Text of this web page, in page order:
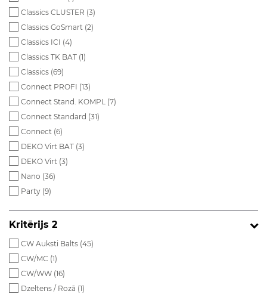
Classics CLUSTER (3)
Classics GoSmart (2)
Classics ICI (4)
Classics TK BAT (1)
Classics (69)
Connect PROFI (13)
Connect Stand. KOMPL (7)
Connect Standard (31)
Connect (6)
DEKO Virt BAT (3)
DEKO Virt (3)
Nano (36)
Party (9)
Kritērijs 2
CW Auksti Balts (45)
CW/MC (1)
CW/WW (16)
Dzeltens / Rozā (1)